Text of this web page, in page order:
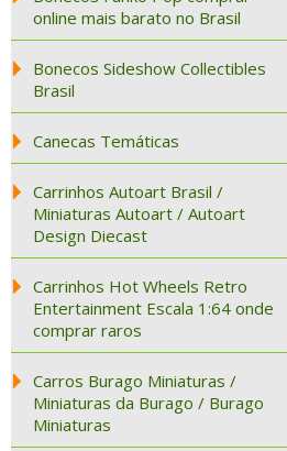
online mais barato no Brasil
Bonecos Sideshow Collectibles
Brasil
Canecas Temáticas
Carrinhos Autoart Brasil /
Miniaturas Autoart / Autoart
Design Diecast
Carrinhos Hot Wheels Retro
Entertainment Escala 1:64 onde
comprar raros
Carros Burago Miniaturas /
Miniaturas da Burago / Burago
Miniaturas